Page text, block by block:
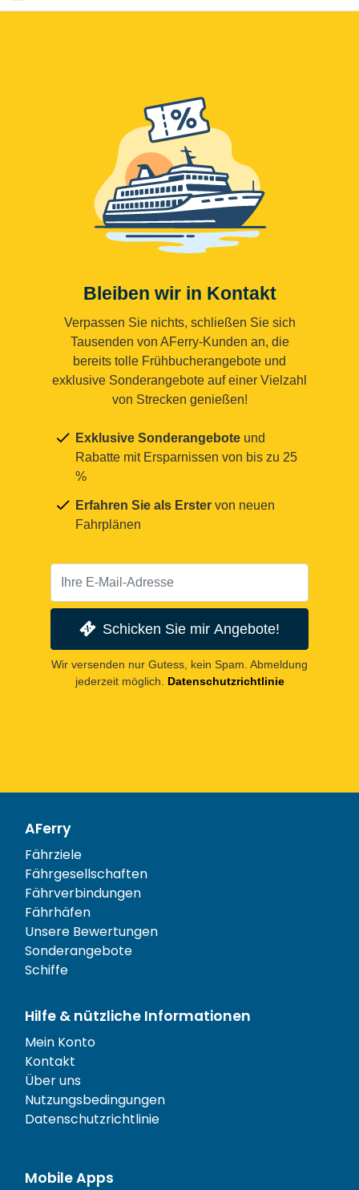
Bleiben wir in Kontakt
Verpassen Sie nichts, schließen Sie sich
Tausenden von AFerry-Kunden an, die
bereits tolle Frühbucherangebote und
exklusive Sonderangebote auf einer Vielzahl
von Strecken genießen!
Exklusive Sonderangebote und
Rabatte mit Ersparnissen von bis zu 25
%
Erfahren Sie als Erster von neuen
Fahrplänen
Schicken Sie mir Angebote!
Wir versenden nur Gutess, kein Spam. Abmeldung
jederzeit möglich.
Datenschutzrichtlinie
AFerry
Fährziele
Fährgesellschaften
Fährverbindungen
Fährhäfen
Unsere Bewertungen
Sonderangebote
Schiffe
Hilfe & nützliche Informationen
Mein Konto
Kontakt
Über uns
Nutzungsbedingungen
Datenschutzrichtlinie
Mobile Apps